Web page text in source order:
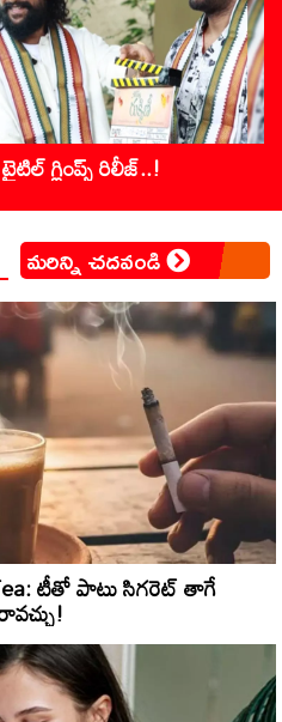
గ్లింప్స్ రిలీజ్..!
మరిన్ని చదవండి
టీతో పాటు సిగరెట్ తాగే